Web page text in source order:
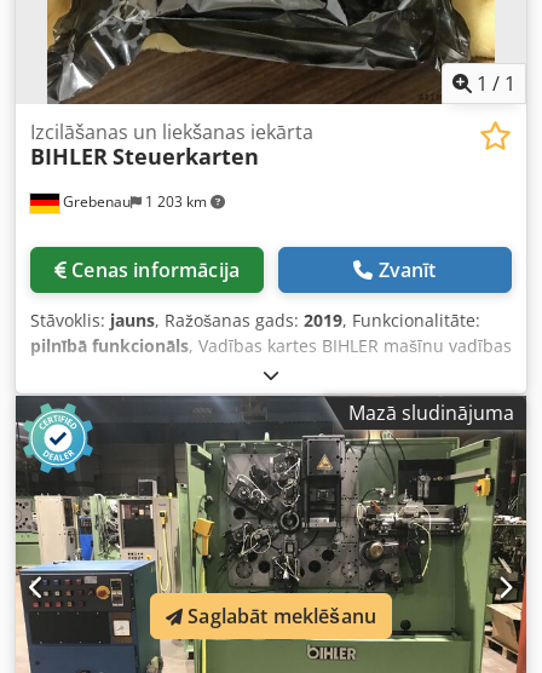
1 / 1
Grebenau 1 203 km
Izcilāšanas un liekšanas iekārta
BIHLERSteuerkarten
Cenas informācija Zvanīt
Stāvoklis: jauns, Ražošanas gads: 2019, Funkcionalitāte:
pilnībā funkcionāls, Vadības kartes BIHLER mašīnu vadības
sistēmām 1 gab. plate 800-97-0355.1 1 gab. plate 800-97-
0356.1 1 gab. plate 800-97-0357.1 1 gab. plate 800-97-
0358.1 Dksdpfx Aox U D S Holgor 1 gab. plate 800-97-
0465.1 1 gab. plate 800-97-0467.1 1 gab. plate 800-97-
0613.1 1 gab. plate 800-97-0614.1 1 gab. plate 800-97-
0615.1 1 gab. plate 800-97-0656.1
Mazā sludinājuma
Saglabāt meklēšanu